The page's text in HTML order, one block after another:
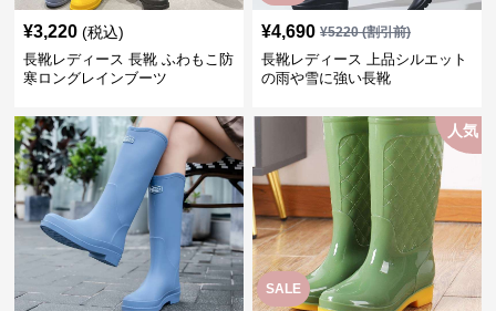
¥3,220 (税込)
長靴レディース 長靴 ふわもこ防
寒ロングレインブーツ
¥4,690 ¥5220(割引前)
長靴レディース 上品シルエット
の雨や雪に強い長靴
SALE
人気